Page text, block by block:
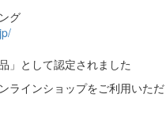
グ
」として認定されました
ラインショップをご利用いただ